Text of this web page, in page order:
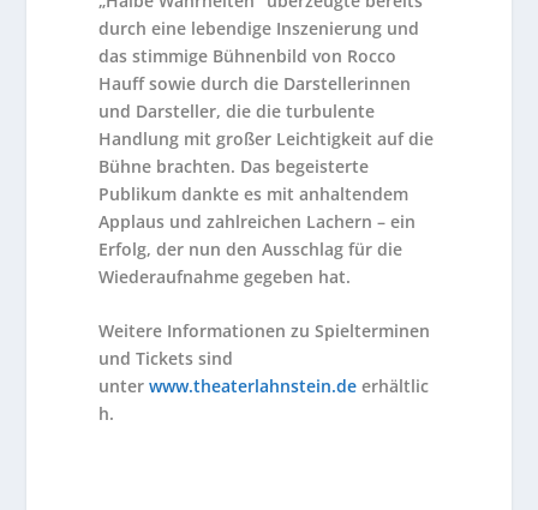
durch eine lebendige Inszenierung und
das stimmige Bühnenbild von Rocco
Hauff sowie durch die Darstellerinnen
und Darsteller, die die turbulente
Handlung mit großer Leichtigkeit auf die
Bühne brachten. Das begeisterte
Publikum dankte es mit anhaltendem
Applaus und zahlreichen Lachern – ein
Erfolg, der nun den Ausschlag für die
Wiederaufnahme gegeben hat.
Weitere Informationen zu Spielterminen
und Tickets sind
unterwww.theaterlahnstein.de erhältlic
h.